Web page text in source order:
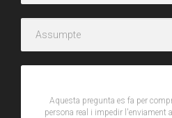
Aquesta pregunta es fa per
persona real i impedir